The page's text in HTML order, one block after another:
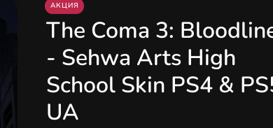
АКЦИЯ
The Coma 3:
- Sehwa Arts High
School Skin PS4 &
UA